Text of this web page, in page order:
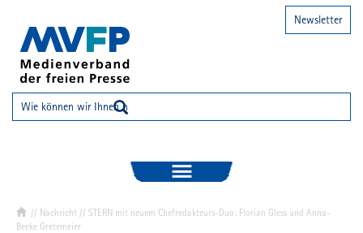
Newsletter
// Nachricht // STERN mit neuem Chefredakteurs-Duo: Florian Gless und Anna-
Beeke Gretemeier